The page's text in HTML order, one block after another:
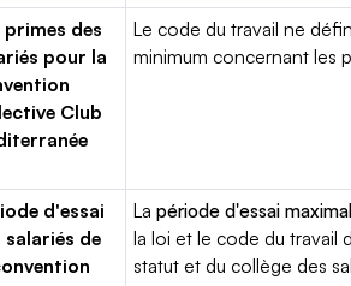
primes des
pour la
Club
Le code du travail ne
minimum concernant les
d'essai
salariés de
Lapériode d'essai
la loi et le code du travail
statut et du collège des